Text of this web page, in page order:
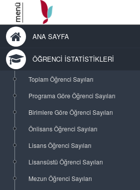
menü
ANA SAYFA
ÖĞRENCİ İSTATİSTİKLERİ
Toplam Öğrenci Sayıları
Programa Göre Öğrenci Sayıları
Birimlere Göre Öğrenci Sayıları
Önlisans Öğrenci Sayıları
Lisans Öğrenci Sayıları
Lisansüstü Öğrenci Sayıları
Mezun Öğrenci Sayıları